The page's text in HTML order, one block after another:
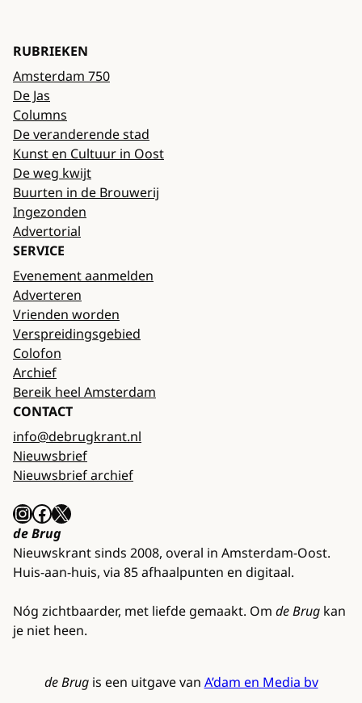
RUBRIEKEN
Amsterdam 750
De Jas
Columns
De veranderende stad
Kunst en Cultuur in Oost
De weg kwijt
Buurten in de Brouwerij
Ingezonden
Advertorial
SERVICE
Evenement aanmelden
Adverteren
Vrienden worden
Verspreidingsgebied
Colofon
Archief
Bereik heel Amsterdam
CONTACT
info@debrugkrant.nl
Nieuwsbrief
Nieuwsbrief archief
InstagramFacebook X
de Brug
Nieuwskrant sinds 2008, overal in Amsterdam-Oost.
Huis-aan-huis, via 85 afhaalpunten en digitaal.
Nóg zichtbaarder, met liefde gemaakt. Om de Brug kan
je niet heen.
de Brug is een uitgave van A’dam en Media bv